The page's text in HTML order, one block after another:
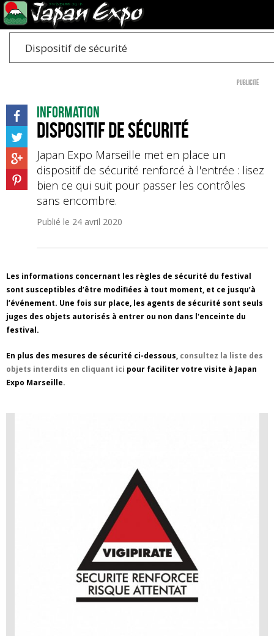
Dispositif de sécurité
Publicité
Information
Dispositif de sécurité
Japan Expo Marseille met en place un
dispositif de sécurité renforcé à l'entrée : lisez
bien ce qui suit pour passer les contrôles
sans encombre.
Publié le 24 avril 2020
Les informations concernant les règles de sécurité du festival
sont susceptibles d’être modifiées à tout moment, et ce jusqu’à
l’événement. Une fois sur place, les agents de sécurité sont seuls
juges des objets autorisés à entrer ou non dans l'enceinte du
festival.
En plus des mesures de sécurité ci-dessous, consultez la liste des
objets interdits en cliquant ici pour faciliter votre visite à Japan
Expo Marseille.